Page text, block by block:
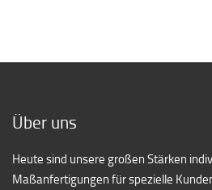
[/borlabs_cookie_blocked_content]
Über uns
Heute sind unsere großen Stärken
Maßanfertigungen für spezielle